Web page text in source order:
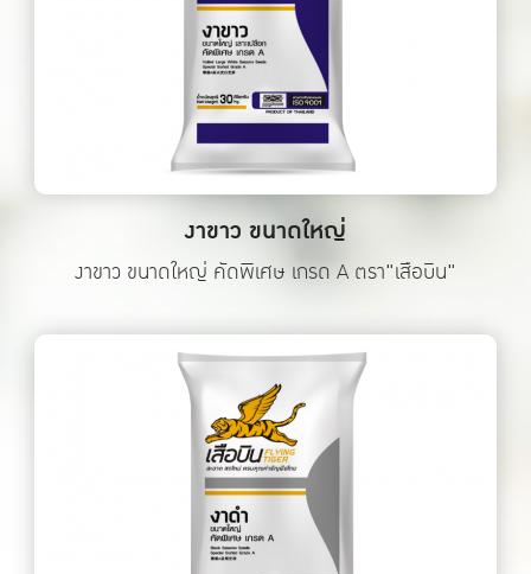
งาขาว ขนาดใหญ่
งาขาว ขนาดใหญ่ คัดพิเศษ เกรด A ตรา"เสือบิน"